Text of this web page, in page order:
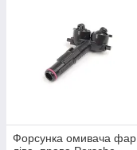
Форсунка омивача фар